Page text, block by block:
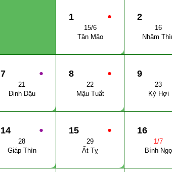
●
1
15/6
Tân Mão
2
16
Nhâm
●
7
21
Đinh Dậu
●
8
22
Mậu Tuất
9
23
Kỷ Hợi
●
14
28
Giáp Thìn
●
15
29
Ất Tỵ
16
1/7
Bính Ngọ